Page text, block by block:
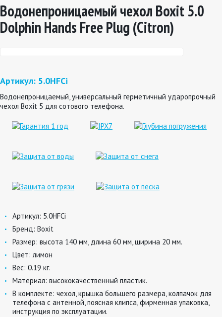
Водонепроницаемый чехол Boxit 5.0
Dolphin Hands Free Plug (Citron)
Артикул: 5.0HFCi
Водонепроницаемый, универсальный герметичный ударопрочный
чехол Boxit 5 для сотового телефона.
Артикул: 5.0HFCi
Бренд: Boxit
Размер: высота 140 мм, длина 60 мм, ширина 20 мм.
Цвет: лимон
Вес: 0.19 кг.
Материал: высококачественный пластик.
В комплекте: чехол, крышка большего размера, колпачок для
телефона с антенной, поясная клипса, фирменная упаковка,
инструкция по эксплуатации.